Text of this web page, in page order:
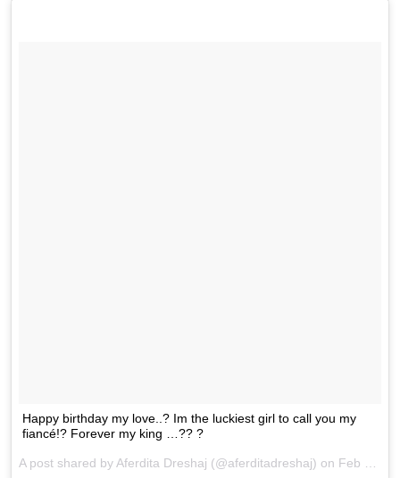
Happy birthday my love..? Im the luckiest girl to call you my
fiancé!? Forever my king …?? ?
A post shared by Aferdita Dreshaj (@aferditadreshaj) on Feb 9, 2018 at 9:00pm PST